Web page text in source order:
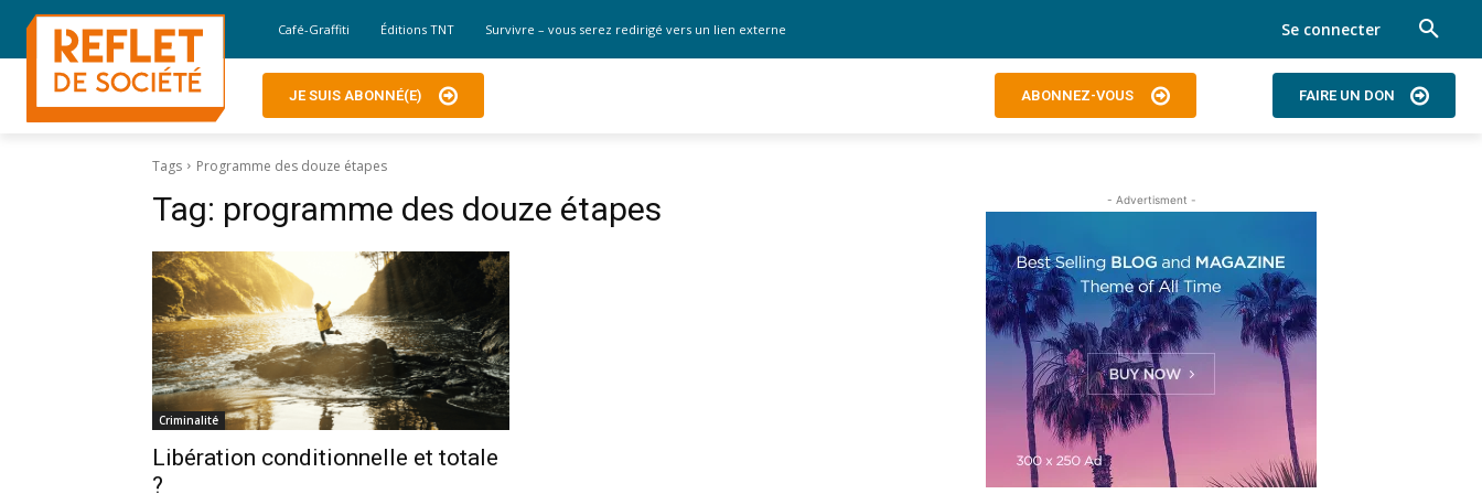
Café-Graffiti Éditions TNT Survivre – vous serez redirigé vers un lien externe Se connecter
JE SUIS ABONNÉ(E) ABONNEZ-VOUS FAIRE UN DON
Tags Programme des douze étapes
Tag: programme des douze étapes
Criminalité
Libération conditionnelle et totale
?
- Advertisment -